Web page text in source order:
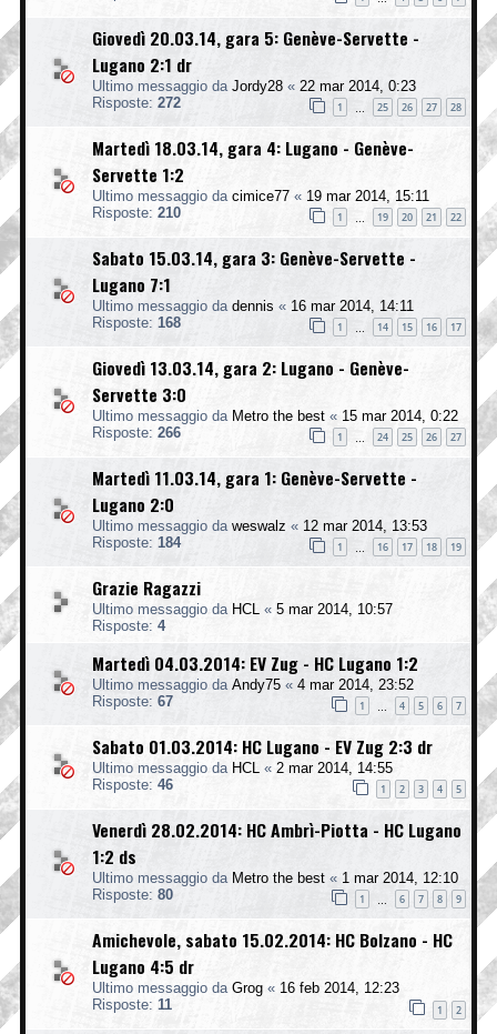
Giovedì 20.03.14, gara 5: Genève-Servette -
Lugano 2:1 dr
Ultimo messaggio da Jordy28 « 22 mar 2014, 0:23
Risposte: 272 1 25 26 27 28
Martedì 18.03.14, gara 4: Lugano - Genève-
Servette 1:2
Ultimo messaggio da cimice77 « 19 mar 2014, 15:11
Risposte: 210 1 19 20 21 22
Sabato 15.03.14, gara 3: Genève-Servette -
Lugano 7:1
Ultimo messaggio da dennis « 16 mar 2014, 14:11
Risposte: 168 1 14 15 16 17
Giovedì 13.03.14, gara 2: Lugano - Genève-
Servette 3:0
Ultimo messaggio da Metro the best « 15 mar 2014, 0:22
Risposte: 266 1 24 25 26 27
Martedì 11.03.14, gara 1: Genève-Servette -
Lugano 2:0
Ultimo messaggio da weswalz « 12 mar 2014, 13:53
Risposte: 184 1 16 17 18 19
Grazie Ragazzi
Ultimo messaggio da HCL « 5 mar 2014, 10:57
Risposte: 4
Martedì 04.03.2014: EV Zug - HC Lugano 1:2
Ultimo messaggio da Andy75 « 4 mar 2014, 23:52
Risposte: 67 1 4 5 6 7
Sabato 01.03.2014: HC Lugano - EV Zug 2:3 dr
Ultimo messaggio da HCL « 2 mar 2014, 14:55
Risposte: 46 1 2 3 4 5
Venerdì 28.02.2014: HC Ambrì-Piotta - HC Lugano
1:2 ds
Ultimo messaggio da Metro the best « 1 mar 2014, 12:10
Risposte: 80 1 6 7 8 9
Amichevole, sabato 15.02.2014: HC Bolzano - HC
Lugano 4:5 dr
Ultimo messaggio da Grog « 16 feb 2014, 12:23
Risposte: 11 1 2